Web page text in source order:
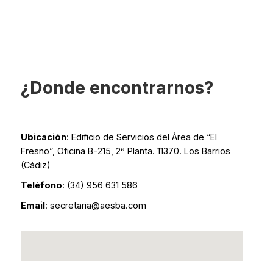
¿Donde encontrarnos?
Ubicación: Edificio de Servicios del Área de “El
Fresno”, Oficina B-215, 2ª Planta. 11370. Los Barrios
(Cádiz)
Teléfono: (34) 956 631 586
Email: secretaria@aesba.com